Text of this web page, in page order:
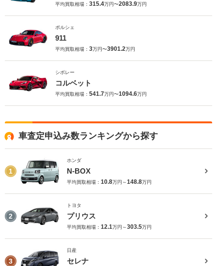
平均買取相場： 315.4万円〜2083.9万円
ポルシェ
911
平均買取相場： 3万円〜3901.2万円
シボレー
コルベット
平均買取相場： 541.7万円〜1094.6万円
車査定申込み数ランキングから探す
1
ホンダ
N-BOX
平均買取相場： 10.8万円～148.8万円
2
トヨタ
プリウス
平均買取相場： 12.1万円～303.5万円
3
日産
セレナ